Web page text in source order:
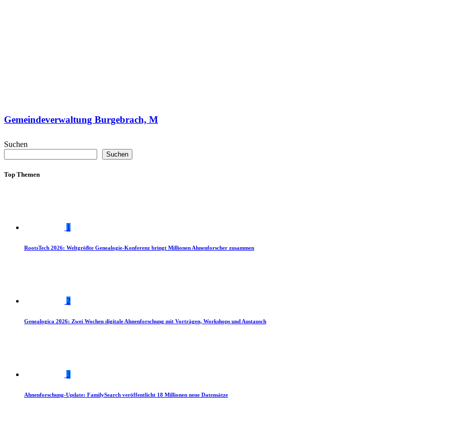
Gemeindeverwaltung Burgebrach, M
Suchen
Suchen
Top Themen
1
RootsTech 2026: Weltgrößte Genealogie-Konferenz bringt Millionen Ahnenforscher zusammen
2
Genealogica 2026: Zwei Wochen digitale Ahnenforschung mit Vorträgen, Workshops und Austausch
3
Ahnenforschung-Update: FamilySearch veröffentlicht 18 Millionen neue Datensätze